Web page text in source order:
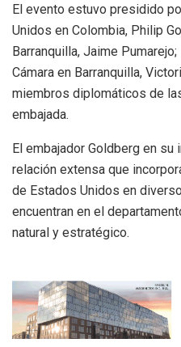
El evento estuvo presidido
Unidos en Colombia, Philip
Barranquilla, Jaime
Cámara en Barranquilla,
miembros diplomáticos de
embajada.
El embajador Goldberg en su
relación extensa que
de Estados Unidos en
encuentran en el
natural y estratégico.